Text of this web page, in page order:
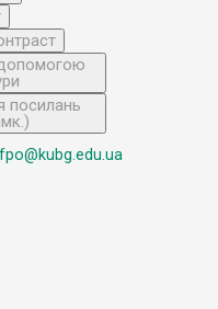
допомогою
посилань
fpo@kubg.edu.ua